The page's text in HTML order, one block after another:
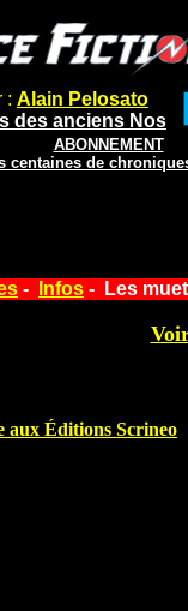
: Alain Pelosato
des anciens Nos
ABONNEMENT
centaines de
- Infos - Les
aux Éditions Scrineo